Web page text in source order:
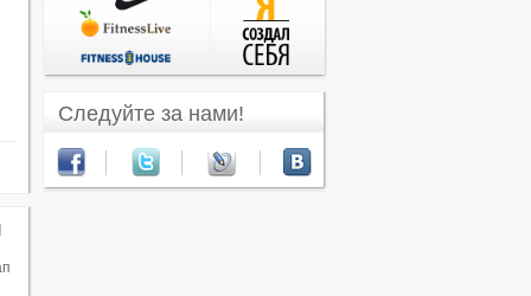
Следуйте за нами!